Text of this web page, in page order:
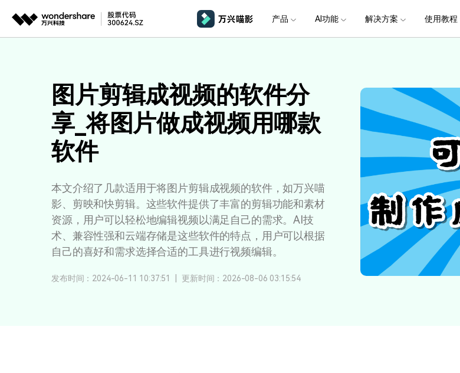
推荐产品
视频创意
万兴剧厂
AI驱动的一站式精品影视内容创作平台
万兴喵影
AI赋能，你也是剪辑大师
一句话生成视频/图片/音乐
Wondershare SelfyzAI
让照片动起来
绘图创意
万兴图示
一站式办公绘图利器
万兴PDF
秒会的全能PDF编辑神器
一站式在线PDF解决方案
简
万
视
所有产品
政企服务
企业用户
代理商
客户案例
交通运输
金融&银行
新闻中心 关于万兴
供应商合作
加入我
产品
桌面版 Windows 版本
移动端 iOS & Android 版本
视频
时间轴剪辑
关键帧
钢笔工具
平面追踪 NEW
音频
智能初
高光
音频闪
音视
发现
免费下载
AI功能
AI 提效
AI 文本转视频 NEW
AI 图生视频 NEW
AI 视频续写 NEW
免费下载
解决方案
商用无忧
全新AI灵感加速器，提升团队协作效率，全
方位赋能商业视频创作过程
快速打造高级大气的党政宣传
教育培训
轻松制作有颜有料的知识教程
一键输出专业精良的资讯报道
电商运营
批量生产高转化率的带货营
自媒体创作
快人一步剪辑高流量的爆款视
使用教程
基础教学
效果特效
视频抠图
音频剪辑
文本字幕
影视娱乐
娱乐剪辑
教育培训
学校教育
企业培训
节日庆典
广告宣传
电商视频
Vlog
日常
生活
常见问题
排除产品使用故障
设备支持
在线社区，与产品经理 1 v 1
版本日志
了解最新迭代
AI 积分说明
了解AI 积分消
授权说明
免费下载
图片剪辑成视频的软件分
享_将图片做成视频用哪款
软件
本文介绍了几款适用于将图片剪辑成视频的软件，如万兴喵
影、剪映和快剪辑。这些软件提供了丰富的剪辑功能和素材
资源，用户可以轻松地编辑视频以满足自己的需求。AI技
术、兼容性强和云端存储是这些软件的特点，用户可以根据
自己的喜好和需求选择合适的工具进行视频编辑。
发布时间：2024-06-11 10:37:51 更新时间：2026-08-06 03:15:54